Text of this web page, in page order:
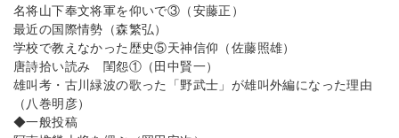
名将山下奉文将軍を仰いで③（安藤正）
最近の国際情勢（森繁弘）
学校で教えなかった歴史⑤天神信仰（佐藤照雄）
唐詩拾い読み 閨怨①（田中賢一）
雄叫考・古川緑波の歌った「野武士」が雄叫外編になった理由
（八巻明彦）
◆一般投稿